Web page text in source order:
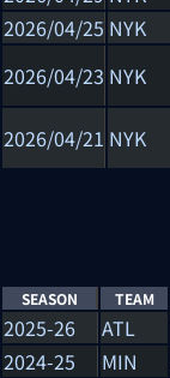
2026/04/25 NYK
2026/04/23 NYK
2026/04/21 NYK
SEASON TEAM
2025-26 ATL
2024-25
MIN